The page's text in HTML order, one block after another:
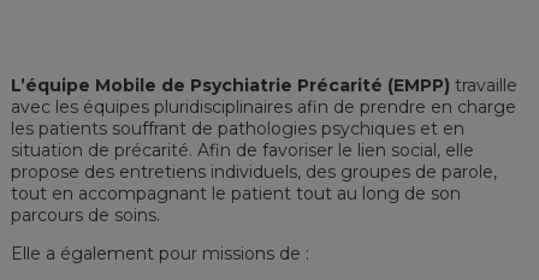
L’équipe Mobile de Psychiatrie Précarité (EMPP) travaille
avec les équipes pluridisciplinaires afin de prendre en charge
les patients souffrant de pathologies psychiques et en
situation de précarité. Afin de favoriser le lien social, elle
propose des entretiens individuels, des groupes de parole,
tout en accompagnant le patient tout au long de son
parcours de soins.
Elle a également pour missions de :